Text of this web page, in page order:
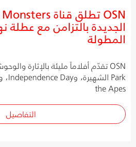
الجديدة بالتزامن مع عطلة
المطولة
the Apes
التفاصيل